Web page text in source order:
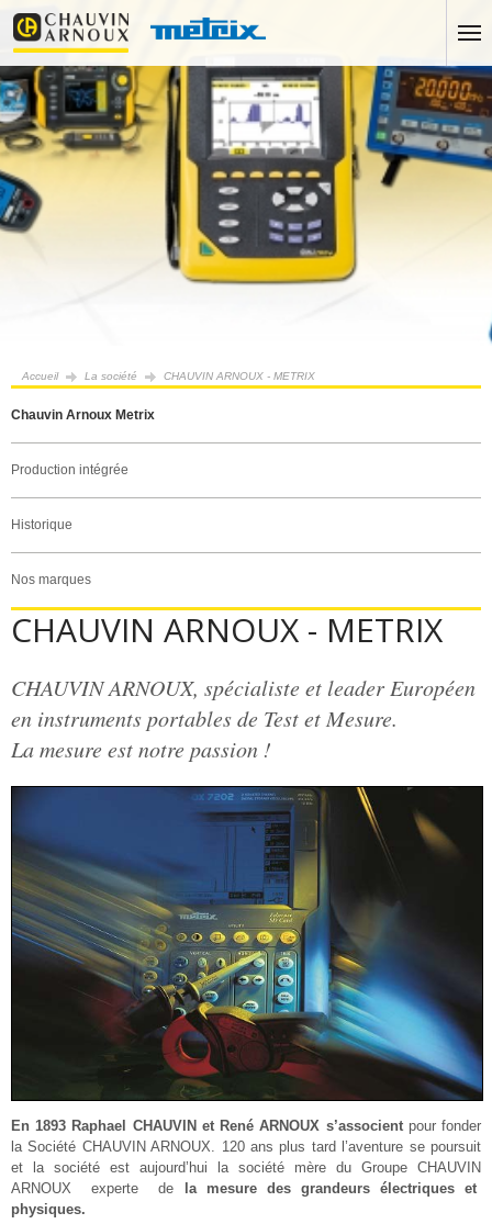
Accueil La société CHAUVIN ARNOUX - METRIX
Chauvin Arnoux Metrix
Production intégrée
Historique
Nos marques
CHAUVIN ARNOUX - METRIX
CHAUVIN ARNOUX, spécialiste et leader Européen
en instruments portables de Test et Mesure.
La mesure est notre passion !
En 1893 Raphael CHAUVIN et René ARNOUX s’associentpour fonder
la Société CHAUVIN ARNOUX. 120 ans plus tard l’aventure se poursuit
et la société est aujourd’hui la société mère du Groupe CHAUVIN
ARNOUX experte de la mesure des grandeurs électriques et
physiques.